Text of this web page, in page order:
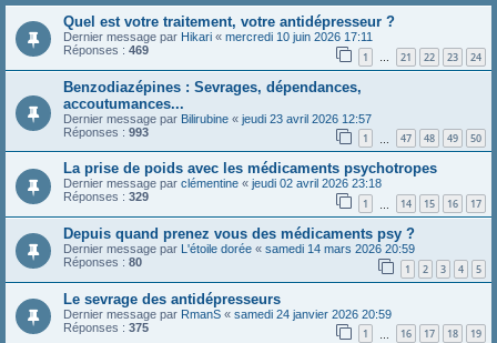
Quel est votre traitement, votre antidépresseur ?
Dernier message par Hikari « mercredi 10 juin 2026 17:11
Réponses : 469 1 … 21 22 23 24
Benzodiazépines : Sevrages, dépendances,
accoutumances...
Dernier message par Bilirubine « jeudi 23 avril 2026 12:57
Réponses : 993 1 47 48 49 50
La prise de poids avec les médicaments psychotropes
Dernier message par clémentine « jeudi 02 avril 2026 23:18
Réponses : 329 1 14 15 16 17
Depuis quand prenez vous des médicaments psy ?
Dernier message par L'étoile dorée « samedi 14 mars 2026 20:59
Réponses : 80 1 2 3 4 5
Le sevrage des antidépresseurs
Dernier message par RmanS « samedi 24 janvier 2026 20:59
Réponses : 375 1 16 17 18 19